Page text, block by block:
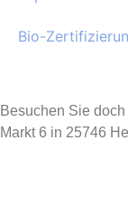
Bio-
Besuchen Sie
Markt 6 in 25746